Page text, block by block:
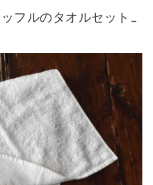
フルのタオルセット_